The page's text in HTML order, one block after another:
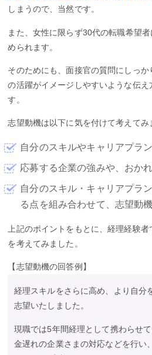
しまうので、当然です。
また、女性に限らず30代の転職希望
められます。
そのためにも、面接官の質問にしっ
の活躍がイメージしやすいような伝
す。
志望動機は以下に気を付けて考えてみ
自分のスキルやキャリアプラ
応募する企業の強みや、おか
自分のスキル・キャリアプラ
る点を組み合わせて、志望動
上記のポイントをもとに、経理経験
を考えてみました。
【志望動機の回答例】
経理スキルをさらに高め、より自分
志望いたしました。
現職では5年間経理として携わらせ
金遅れの企業さまの対応などを行い